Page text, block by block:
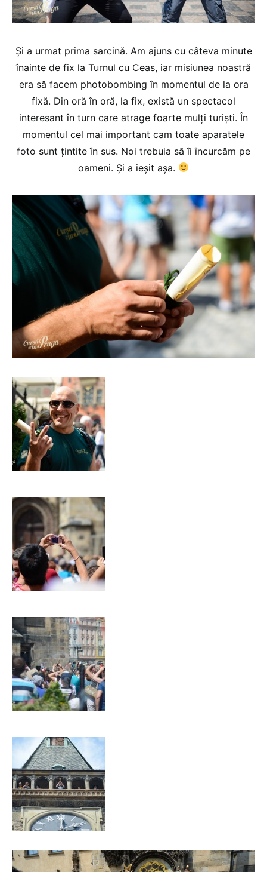
Și a urmat prima sarcină. Am ajuns cu câteva minute
înainte de fix la Turnul cu Ceas, iar misiunea noastră
era să facem photobombing în momentul de la ora
fixă. Din oră în oră, la fix, există un spectacol
interesant în turn care atrage foarte mulți turiști. În
momentul cel mai important cam toate aparatele
foto sunt țintite în sus. Noi trebuia să îi încurcăm pe
oameni. Și a ieșit așa.